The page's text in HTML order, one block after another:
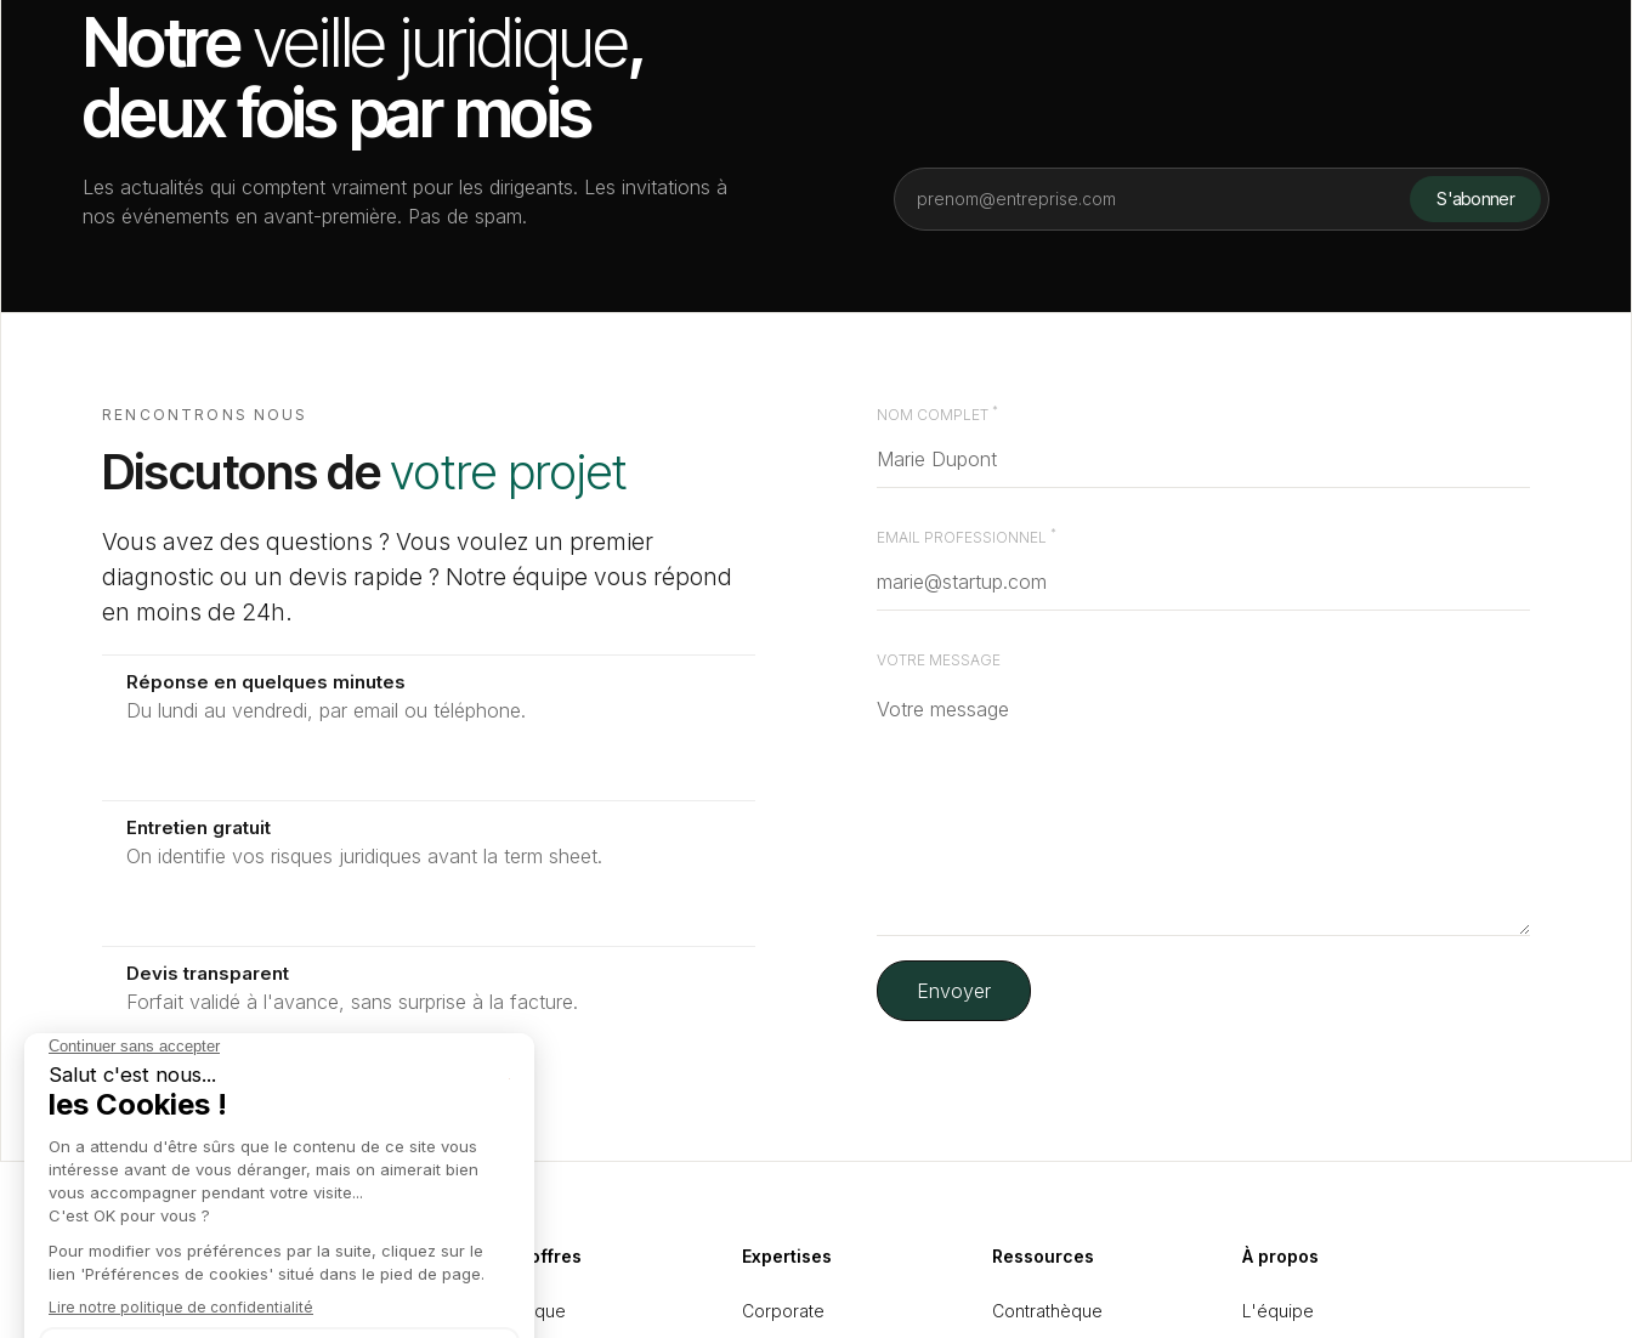
Notreveille juridique,
deux fois par mois
Les actualités qui comptent vraiment pour les dirigeants. Les invitations à
nos événements en avant-première. Pas de spam.
RENCONTRONS NOUS
Discutons devotre projet
Vous avez des questions ? Vous voulez un premier
diagnostic ou un devis rapide ? Notre équipe vous répond
en moins de 24h.
Réponse en quelques minutes
Du lundi au vendredi, par email ou téléphone.
Entretien gratuit
On identifie vos risques juridiques avant la term sheet.
Devis transparent
Forfait validé à l'avance, sans surprise à la facture.
NOM COMPLET *
EMAIL PROFESSIONNEL *
VOTRE MESSAGE
L'expertise d'un grand cabinet,
Nos offres
Juridique
Expertises
Corporate
Ressources
Contrathèque
À propos
L'équipe